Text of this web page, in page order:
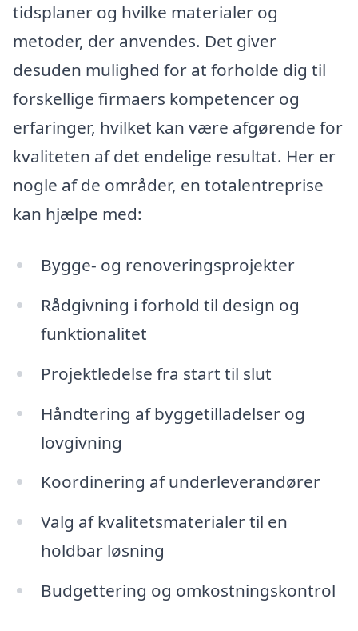
tidsplaner og hvilke materialer og
metoder, der anvendes. Det giver
desuden mulighed for at forholde dig til
forskellige firmaers kompetencer og
erfaringer, hvilket kan være afgørende for
kvaliteten af det endelige resultat. Her er
nogle af de områder, en totalentreprise
kan hjælpe med:
Bygge- og renoveringsprojekter
Rådgivning i forhold til design og
funktionalitet
Projektledelse fra start til slut
Håndtering af byggetilladelser og
lovgivning
Koordinering af underleverandører
Valg af kvalitetsmaterialer til en
holdbar løsning
Budgettering og omkostningskontrol